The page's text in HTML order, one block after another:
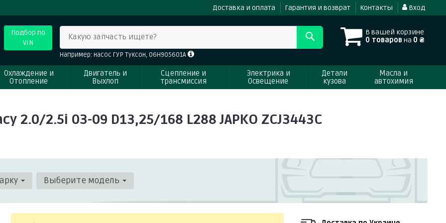
Доставка и оплата Гарантия и возврат Контакты Вход
Подбор по
VIN
В вашей корзине
0 товаров на 0 ₴
Какую запчасть ищете?
Например: насос ГУР Туксон, 06H905601A
Охлаждение и
Отопление
Двигатель и
Выхлоп
Сцепление и
трансмиссия
Электрика и
Освещение
Детали
кузова
Масла и
автохимия
2.5i 03-09 D13,25/168 L288 JAPKO ZCJ3443C
Выберите модель